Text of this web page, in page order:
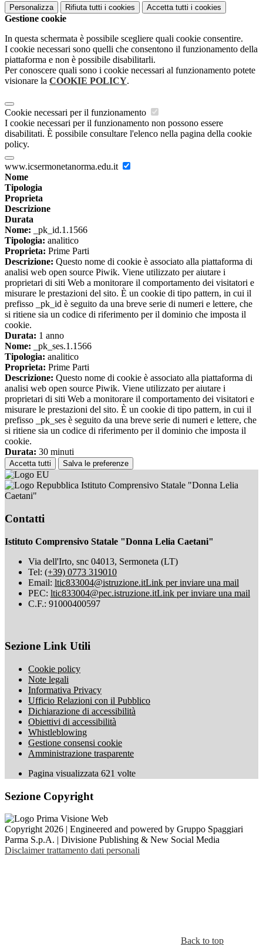
Personalizza Rifiuta tutti i cookies Accetta tutti i cookies
Gestione cookie
In questa schermata è possibile scegliere quali cookie consentire.
I cookie necessari sono quelli che consentono il funzionamento della
piattaforma e non è possibile disabilitarli.
Per conoscere quali sono i cookie necessari al funzionamento potete
visionare la COOKIE POLICY.
Cookie necessari per il funzionamento
I cookie necessari per il funzionamento non possono essere
disabilitati. È possibile consultare l'elenco nella pagina della cookie
policy.
www.icsermonetanorma.edu.it
Nome
Tipologia
Proprieta
Descrizione
Durata
Nome: _pk_id.1.1566
Tipologia: analitico
Proprieta: Prime Parti
Descrizione: Questo nome di cookie è associato alla piattaforma di
analisi web open source Piwik. Viene utilizzato per aiutare i
proprietari di siti Web a monitorare il comportamento dei visitatori e
misurare le prestazioni del sito. È un cookie di tipo pattern, in cui il
prefisso _pk_id è seguito da una breve serie di numeri e lettere, che
si ritiene sia un codice di riferimento per il dominio che imposta il
cookie.
Durata: 1 anno
Nome: _pk_ses.1.1566
Tipologia: analitico
Proprieta: Prime Parti
Descrizione: Questo nome di cookie è associato alla piattaforma di
analisi web open source Piwik. Viene utilizzato per aiutare i
proprietari di siti Web a monitorare il comportamento dei visitatori e
misurare le prestazioni del sito. È un cookie di tipo pattern, in cui il
prefisso _pk_ses è seguito da una breve serie di numeri e lettere, che
si ritiene sia un codice di riferimento per il dominio che imposta il
cookie.
Durata: 30 minuti
Accetta tutti Salva le preferenze
Istituto Comprensivo Statale "Donna Lelia
Caetani"
Contatti
Istituto Comprensivo Statale "Donna Lelia Caetani"
Via dell'Irto, snc 04013, Sermoneta (LT)
Tel: (+39) 0773 319010
Email: ltic833004@istruzione.itLink per inviare una mail
PEC: ltic833004@pec.istruzione.itLink per inviare una mail
C.F.: 91000400597
Sezione Link Utili
Cookie policy
Note legali
Informativa Privacy
Ufficio Relazioni con il Pubblico
Dichiarazione di accessibilità
Obiettivi di accessibilità
Whistleblowing
Gestione consensi cookie
Amministrazione trasparente
Pagina visualizzata 621 volte
Sezione Copyright
Copyright 2026 | Engineered and powered by Gruppo Spaggiari
Parma S.p.A. | Divisione Publishing & New Social Media
Disclaimer trattamento dati personali
Back to top